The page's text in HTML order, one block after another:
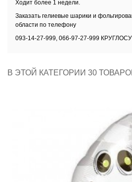
Ходит более 1 недели.
Заказать гелиевые шарики и
области по телефону
093-14-27-999, 066-97-27-999
В ЭТОЙ КАТЕГОРИИ 30